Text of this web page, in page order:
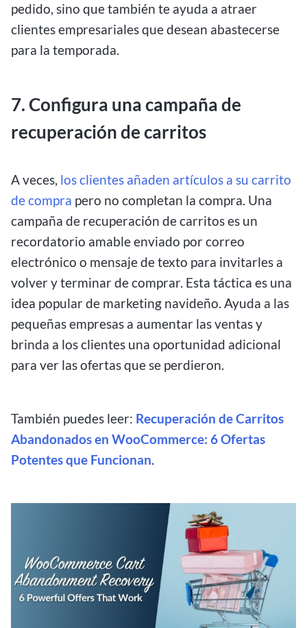
pedido, sino que también te ayuda a atraer
clientes empresariales que desean abastecerse
para la temporada.
7. Configura una campaña de
recuperación de carritos
A veces, los clientes añaden artículos a su carrito
de compra pero no completan la compra. Una
campaña de recuperación de carritos es un
recordatorio amable enviado por correo
electrónico o mensaje de texto para invitarles a
volver y terminar de comprar. Esta táctica es una
idea popular de marketing navideño. Ayuda a las
pequeñas empresas a aumentar las ventas y
brinda a los clientes una oportunidad adicional
para ver las ofertas que se perdieron.
También puedes leer: Recuperación de Carritos
Abandonados en WooCommerce: 6 Ofertas
Potentes que Funcionan.